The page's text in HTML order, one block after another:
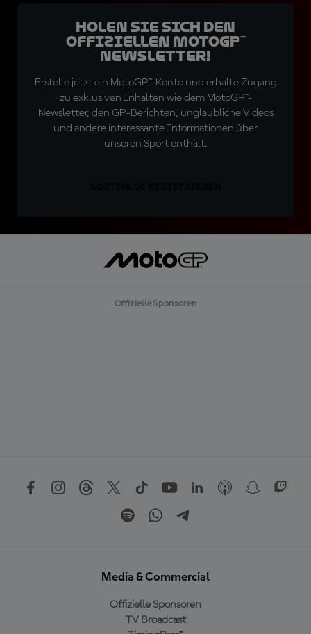
Holen Sie sich den
offiziellen MotoGP™
Newsletter!
Erstelle jetzt ein MotoGP™-Konto und erhalte Zugang
zu exklusiven Inhalten wie dem MotoGP™-
Newsletter, den GP-Berichten, unglaubliche Videos
und andere interessante Informationen über
unseren Sport enthält.
Offizielle Sponsoren
Media & Commercial
Offizielle Sponsoren
TV Broadcast